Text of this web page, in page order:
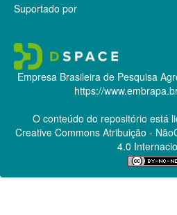
Suportado por
Empresa Brasileira de Pesquisa
https://
O conteúdo do repositório está
Creative CommonsAtribuição -
4.0